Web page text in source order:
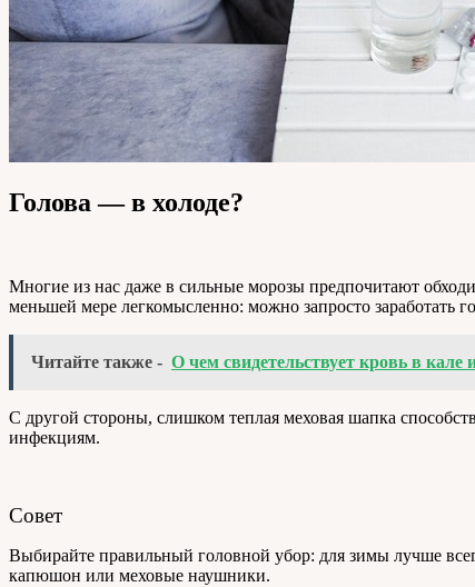
Голова — в холоде?
Многие из нас даже в сильные морозы предпочитают
меньшей мере легкомысленно: можно запросто заработать
Читайте также - О чем свидетельствует кровь в кале
С другой стороны, слишком теплая меховая шапка
инфекциям.
Совет
Выбирайте правильный головной убор: для зимы лучше
капюшон или меховые наушники.